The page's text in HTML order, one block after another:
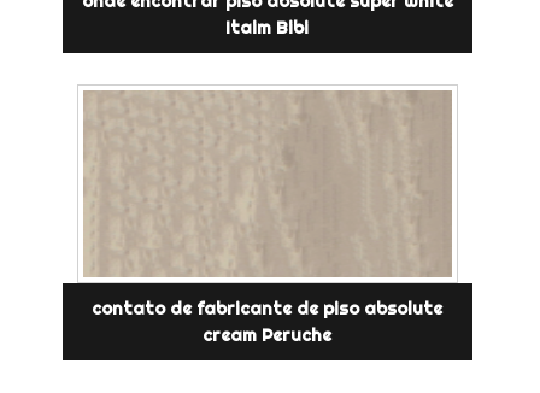
Itaim Bibi
contato de fabricante de piso absolute
cream Peruche